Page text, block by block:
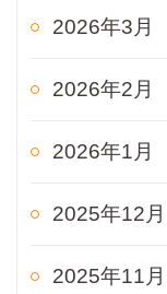
2026年3月
2026年2月
2026年1月
2025年12月
2025年11月